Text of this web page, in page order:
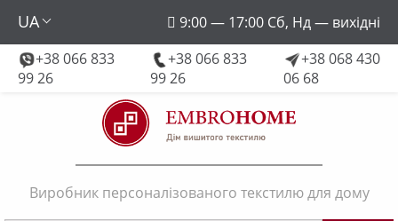
UA
9:00 — 17:00 Сб, Нд — вихідні
+38 066 833
99 26
+38 066 833
99 26
+38 068 430
06 68
embroforhome@gmail.com
Виробник персоналізованого текстилю для дому